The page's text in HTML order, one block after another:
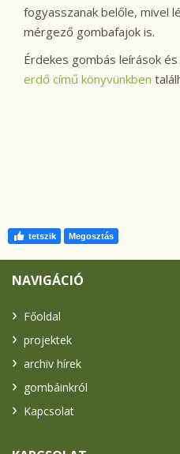
fogyasszanak belőle, mivel
mérgező gombafajok is.
Érdekes gombás leírások
erdő című könyvünkben
tetszik Megosztás
NAVIGÁCIÓ
Főoldal
projektek
archiv hírek
gombáinkról
Kapcsolat